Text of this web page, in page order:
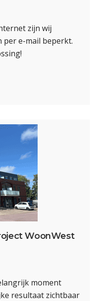
zijn wij
e-mail beperkt.
WoonWest
moment
resultaat zichtbaar